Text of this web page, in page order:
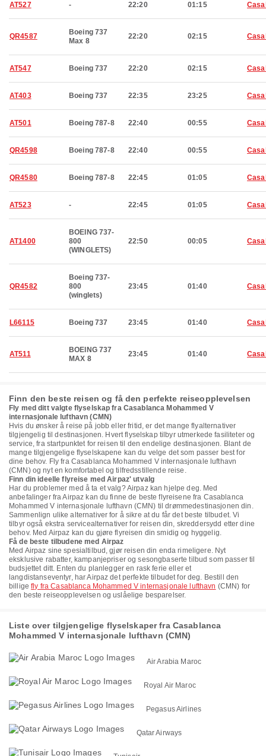
AT527 - 22:20 01:15
QR4587
Boeing 737
Max 8
22:20 02:15
AT547 Boeing 737 22:20 02:15
AT403 Boeing 737 22:35 23:25
AT501 Boeing 787-8 22:40 00:55
QR4598 Boeing 787-8 22:40 00:55
QR4580 Boeing 787-8 22:45 01:05
AT523 - 22:45 01:05
AT1400
BOEING 737-
800
(WINGLETS)
22:50 00:05
QR4582
Boeing 737-
800
(winglets)
23:45 01:40
L66115 Boeing 737 23:45 01:40
AT511
BOEING 737
MAX 8
23:45 01:40
Finn den beste reisen og få den perfekte reiseopplevelsen
Fly med ditt valgte flyselskap fra Casablanca Mohammed V
internasjonale lufthavn (CMN)
Hvis du ønsker å reise på jobb eller fritid, er det mange flyalternativer
tilgjengelig til destinasjonen. Hvert flyselskap tilbyr utmerkede fasiliteter og
service, fra startpunktet for reisen til den endelige destinasjonen. Blant de
mange tilgjengelige flyselskapene kan du velge det som passer best for
dine behov. Fly fra Casablanca Mohammed V internasjonale lufthavn
(CMN) og nyt en komfortabel og tilfredsstillende reise.
Finn din ideelle flyreise med Airpaz' utvalg
Har du problemer med å ta et valg? Airpaz kan hjelpe deg. Med
anbefalinger fra Airpaz kan du finne de beste flyreisene fra Casablanca
Mohammed V internasjonale lufthavn (CMN) til drømmedestinasjonen din.
Sammenlign ulike alternativer for å sikre at du får det beste tilbudet. Vi
tilbyr også ekstra servicealternativer for reisen din, skreddersydd etter dine
behov. Med Airpaz kan du gjøre flyreisen din smidig og hyggelig.
Få de beste tilbudene med Airpaz
Med Airpaz sine spesialtilbud, gjør reisen din enda rimeligere. Nyt
eksklusive rabatter, kampanjepriser og sesongbaserte tilbud som passer til
budsjettet ditt. Enten du planlegger en rask ferie eller et
langdistanseventyr, har Airpaz det perfekte tilbudet for deg. Bestill den
billigefly fra Casablanca Mohammed V internasjonale lufthavn (CMN) for
den beste reiseopplevelsen og uslåelige besparelser.
Liste over tilgjengelige flyselskaper fra Casablanca
Mohammed V internasjonale lufthavn (CMN)
Air Arabia Maroc
Royal Air Maroc
Pegasus Airlines
Qatar Airways